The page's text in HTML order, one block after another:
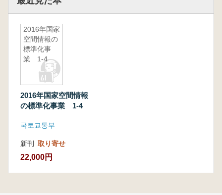
2016年国家
空間情報の
標準化事
業 1-4
2016年国家空間情報
の標準化事業 1-4
국토교통부
新刊 取り寄せ
22,000円